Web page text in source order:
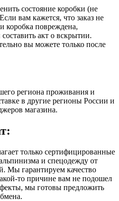
состояние коробки (не
вам кажется, что заказ не
коробка повреждена,
акт о вскрытии.
вы можете только после
региона проживания и
в другие регионы России и
магазина.
только сертифицированные
и спецодежду от
Мы гарантируем качество
то причине вам не подошел
мы готовы предложить